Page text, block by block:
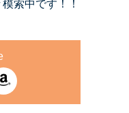
索中です！！